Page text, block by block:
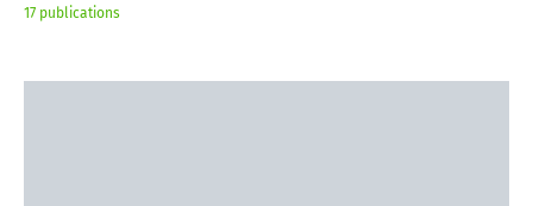
17 publications